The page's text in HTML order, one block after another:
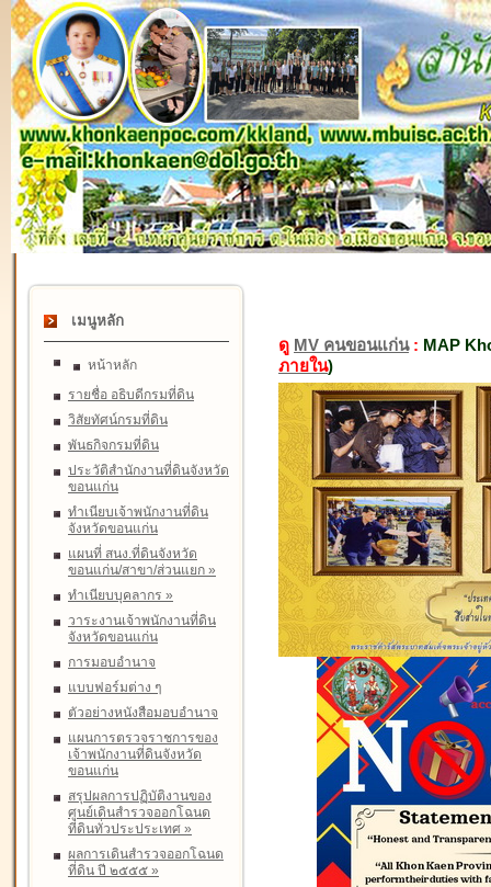
เมนูหลัก
หน้าหลัก
รายชื่อ อธิบดีกรมที่ดิน
วิสัยทัศน์กรมที่ดิน
พันธกิจกรมที่ดิน
ประวัติสำนักงานที่ดินจังหวัด
ขอนแก่น
ทำเนียบเจ้าพนักงานที่ดิน
จังหวัดขอนแก่น
แผนที่ สนง.ที่ดินจังหวัด
ขอนแก่น/สาขา/ส่วนแยก »
ทำเนียบบุคลากร »
วาระงานเจ้าพนักงานที่ดิน
จังหวัดขอนแก่น
การมอบอำนาจ
แบบฟอร์มต่าง ๆ
ตัวอย่างหนังสือมอบอำนาจ
แผนการตรวจราชการของ
เจ้าพนักงานที่ดินจังหวัด
ขอนแก่น
สรุปผลการปฏิบัติงานของ
ศูนย์เดินสำรวจออกโฉนด
ที่ดินทั่วประประเทศ »
ผลการเดินสำรวจออกโฉนด
ที่ดิน ปี ๒๕๕๕ »
ดู MV คนขอนแก่น: MAP
ภายใน)